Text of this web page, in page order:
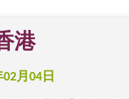
港
月04日